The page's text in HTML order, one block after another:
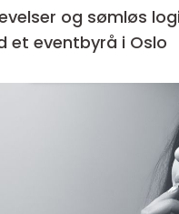
og sømløs
et eventbyrå i Oslo